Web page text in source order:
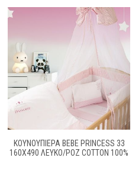
ΚΟΥΝΟΥΠΙΕΡΑ BEBE PRINCESS 33
160X490 ΛΕΥΚΟ/ΡΟΖ COTTON 100%